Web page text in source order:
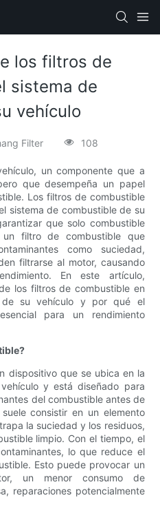
los filtros de
sistema de
vehículo
Filter 108
un componente que a
que desempeña un papel
Los filtros de combustible
sistema de combustible de su
que solo combustible
filtro de combustible que
como suciedad,
filtrarse al motor, causando
En este artículo,
los filtros de combustible en
de su vehículo y por qué el
para un rendimiento
dispositivo que se ubica en la
y está diseñado para
del combustible antes de
consistir en un elemento
la suciedad y los residuos,
limpio. Con el tiempo, el
lo que reduce el
Esto puede provocar un
un menor consumo de
reparaciones potencialmente